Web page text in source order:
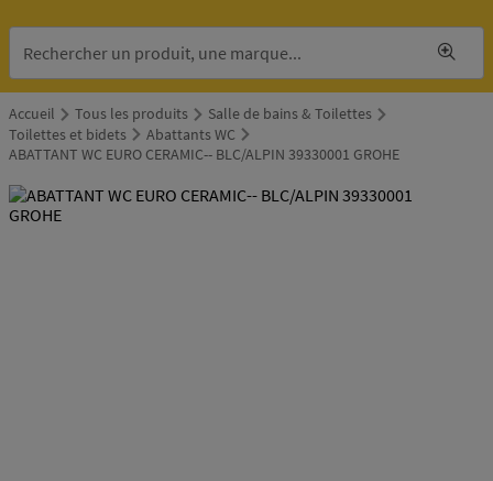
Accueil Tous les produits
Salle de bains & Toilettes
Toilettes et bidets
Abattants WC
ABATTANT WC EURO CERAMIC-- BLC/ALPIN 39330001 GROHE